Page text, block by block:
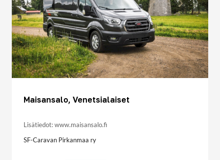
Maisansalo, Venetsialaiset
Lisätiedot: www.maisansalo.fi
SF-Caravan Pirkanmaa ry